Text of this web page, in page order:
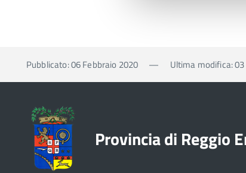
Pubblicato: 06 Febbraio 2020 — Ultima modifica:
Provincia di Reggio